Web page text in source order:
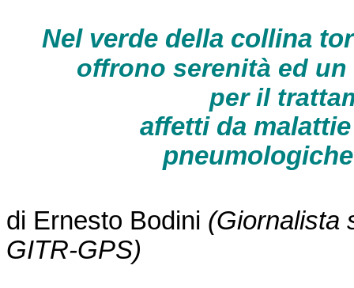
Nel verde della collina
offrono serenità ed
per il
affetti da
di Ernesto Bodini (Giornalista
GITR-GPS)